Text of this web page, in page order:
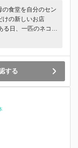
の食堂を自分のセン
けの新しいお店
る日、一匹のネコが
まった。そして近
する